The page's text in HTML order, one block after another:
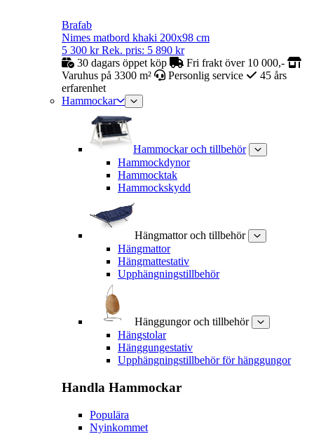
Brafab
Nimes matbord khaki 200x98 cm
5 300 kr Rek. pris: 5 890 kr
30 dagars öppet köp
Fri frakt över 10 000,-
Varuhus på 3300 m²
Personlig service
45 års
erfarenhet
Hammockar
Hammockar och tillbehör
Hammockdynor
Hammocktak
Hammockskydd
Hängmattor och tillbehör
Hängmattor
Hängmattestativ
Upphängningstillbehör
Hänggungor och tillbehör
Hängstolar
Hänggungestativ
Upphängningstillbehör för hänggungor
Handla Hammockar
Populära
Nyinkommet